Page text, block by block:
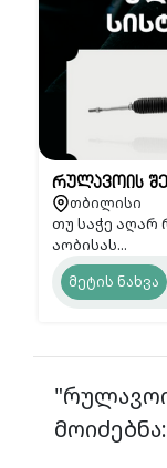
რულავოის
თბილისი
თუ საჭე აღარ
აობისას...
მეტის ნახვა
მოიძებნა: